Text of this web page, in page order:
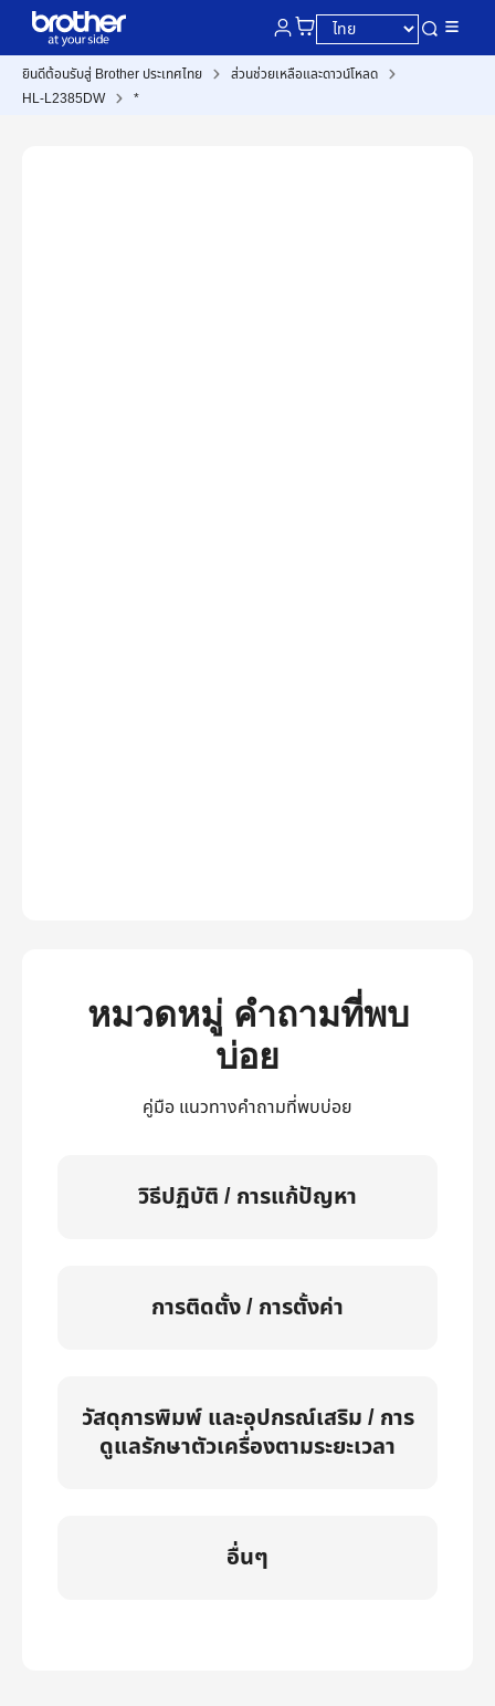
ยินดีต้อนรับสู่ Brother ประเทศไทย
ส่วนช่วยเหลือและดาวน์โหลด
HL-L2385DW
*
หมวดหมู่ คำถามที่พบ
บ่อย
คู่มือ แนวทางคำถามที่พบบ่อย
วิธีปฏิบัติ / การแก้ปัญหา
การติดตั้ง / การตั้งค่า
วัสดุการพิมพ์ และอุปกรณ์เสริม / การ
ดูแลรักษาตัวเครื่องตามระยะเวลา
อื่นๆ